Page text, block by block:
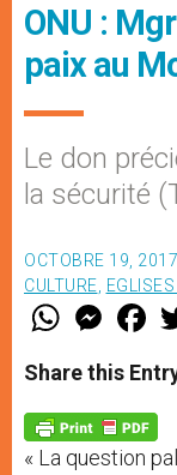
ONU :
paix au
Le don
la sécurité
OCTOBRE 19,
CULTURE
W
t
s
p
p
M
e
s
e
g
e
r
F
a
e
b
o
k
Share this
« La question